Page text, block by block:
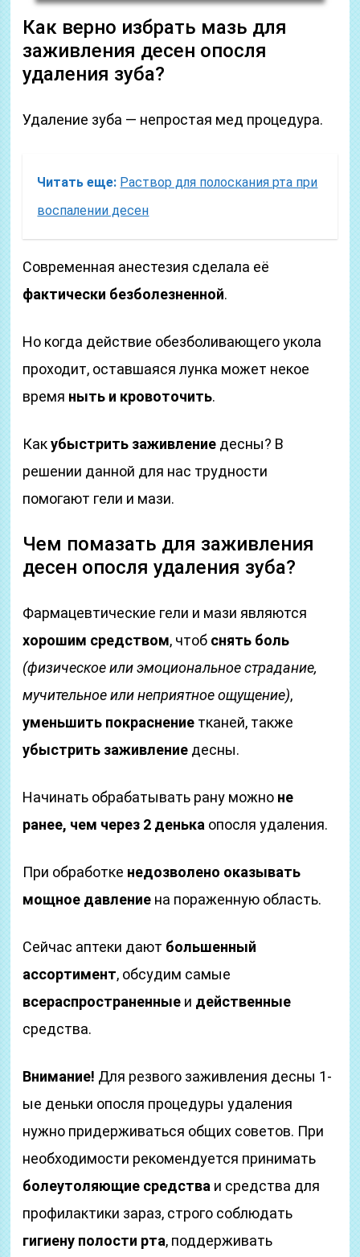
Как верно избрать мазь для
заживления десен опосля
удаления зуба?
Удаление зуба — непростая мед процедура.
Читать еще: Раствор для полоскания рта при
воспалении десен
Современная анестезия сделала её
фактически безболезненной.
Но когда действие обезболивающего укола
проходит, оставшаяся лунка может некое
время ныть и кровоточить.
Какубыстрить заживление десны? В
решении данной для нас трудности
помогают гели и мази.
Чем помазать для заживления
десен опосля удаления зуба?
Фармацевтические гели и мази являются
хорошим средством, чтоб снять боль
(физическое или эмоциональное страдание,
мучительное или неприятное ощущение),
уменьшить покраснение тканей, также
убыстрить заживление десны.
Начинать обрабатывать рану можно не
ранее, чем через 2 денька опосля удаления.
При обработке недозволено оказывать
мощное давление на пораженную область.
Сейчас аптеки дают большенный
ассортимент, обсудим самые
всераспространенные и действенные
средства.
Внимание! Для резвого заживления десны 1-
ые деньки опосля процедуры удаления
нужно придерживаться общих советов. При
необходимости рекомендуется принимать
болеутоляющие средства и средства для
профилактики зараз, строго соблюдать
гигиену полости рта, поддерживать